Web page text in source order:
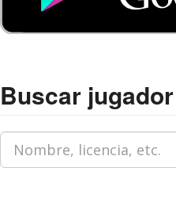
Buscar jugador